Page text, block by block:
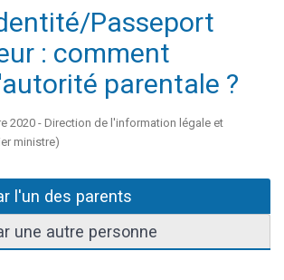
Passeport
: comment
parentale ?
2020 - Direction de l'information légale et
ministre)
l'un des parents
une autre personne